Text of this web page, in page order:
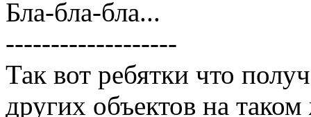
Бла-бла-бла...
-------------------
Так вот ребятки что
других объектов на